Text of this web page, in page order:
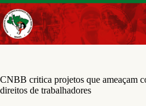
Pular
para
o
conteúdo
CNBB critica projetos que ameaçam
direitos de trabalhadores